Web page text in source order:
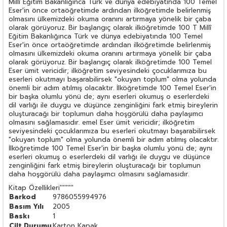
Eser'in önce ortaöğretimde ardından ilköğretimde belirlenmiş
olmasını ülkemizdeki okuma oranını artırmaya yönelik bir çaba
olarak görüyoruz. Bir başlangıç olarak ilköğretimde 100 T Millî
Eğitim Bakanlığınca Türk ve dünya edebiyatında 100 Temel
Eser'in önce ortaöğretimde ardından ilköğretimde belirlenmiş
olmasını ülkemizdeki okuma oranını artırmaya yönelik bir çaba
olarak görüyoruz. Bir başlangıç olarak ilköğretimde 100 Temel
Eser ümit vericidir; ilköğretim seviyesindeki çocuklarımıza bu
eserleri okutmayı başarabilirsek "okuyan toplum" olma yolunda
önemli bir adım atılmış olacaktır. İlköğretimde 100 Temel Eser'in
bir başka olumlu yönü de; aynı eserleri okumuş o eserlerdeki
dil varlığı ile duygu ve düşünce zenginliğini fark etmiş bireylerin
oluşturacağı bir toplumun daha hoşgörülü daha paylaşımcı
olmasını sağlamasıdır. emel Eser ümit vericidir; ilköğretim
seviyesindeki çocuklarımıza bu eserleri okutmayı başarabilirsek
"okuyan toplum" olma yolunda önemli bir adım atılmış olacaktır.
İlköğretimde 100 Temel Eser'in bir başka olumlu yönü de; aynı
eserleri okumuş o eserlerdeki dil varlığı ile duygu ve düşünce
zenginliğini fark etmiş bireylerin oluşturacağı bir toplumun
daha hoşgörülü daha paylaşımcı olmasını sağlamasıdır.
Kitap Özellikleri'''''''''
Barkod
9786055994976
Basım Yılı
2005
Baskı
1